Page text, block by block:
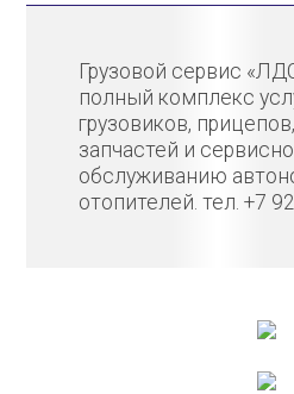
Грузовой сервис
полный комплекс
грузовиков,
запчастей и
обслуживанию
отопителей. тел. +7